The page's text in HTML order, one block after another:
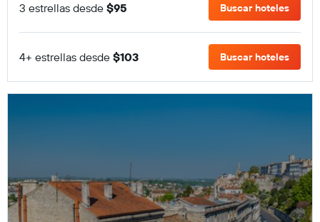
3 estrellas desde $95 Buscar hoteles
4+ estrellas desde $103 Buscar hoteles